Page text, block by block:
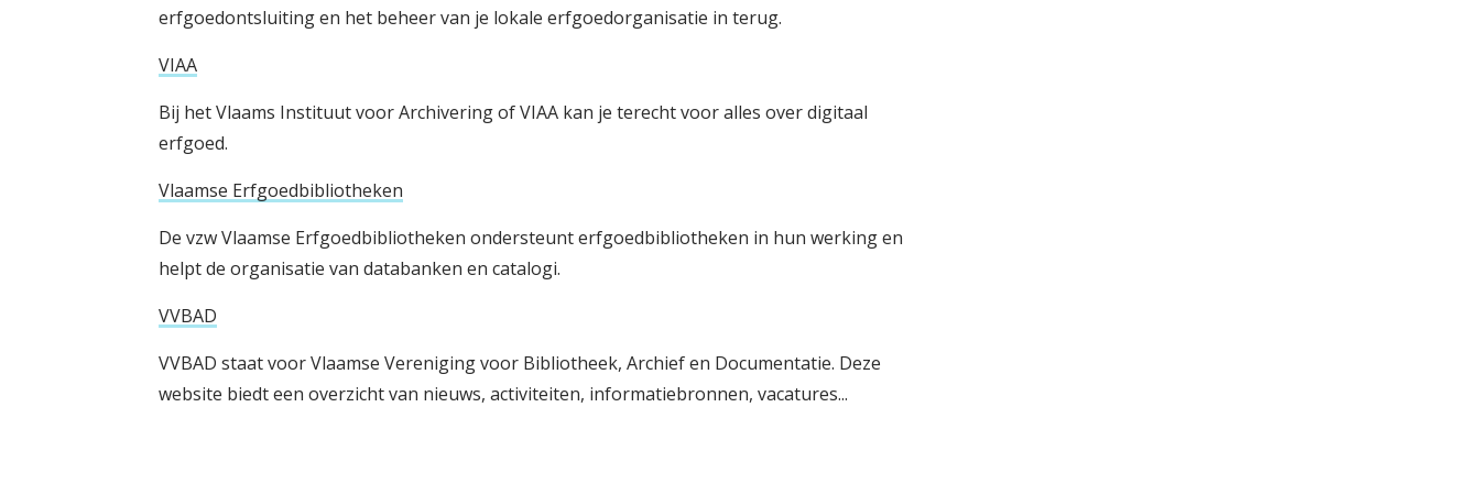
erfgoedontsluiting en het beheer van je lokale erfgoedorganisatie in terug.
VIAA
Bij het Vlaams Instituut voor Archivering of VIAA kan je terecht voor alles over digitaal
erfgoed.
Vlaamse Erfgoedbibliotheken
De vzw Vlaamse Erfgoedbibliotheken ondersteunt erfgoedbibliotheken in hun werking en
helpt de organisatie van databanken en catalogi.
VVBAD
VVBAD staat voor Vlaamse Vereniging voor Bibliotheek, Archief en Documentatie. Deze
website biedt een overzicht van nieuws, activiteiten, informatiebronnen, vacatures...